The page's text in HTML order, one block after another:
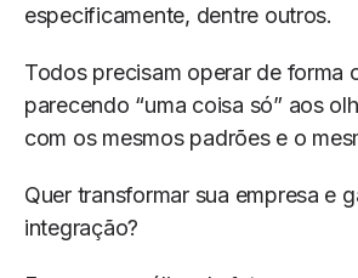
especificamente, dentre outros.
Todos precisam operar de forma
parecendo “uma coisa só” aos
com os mesmos padrões e o
Quer transformar sua empresa e
integração?